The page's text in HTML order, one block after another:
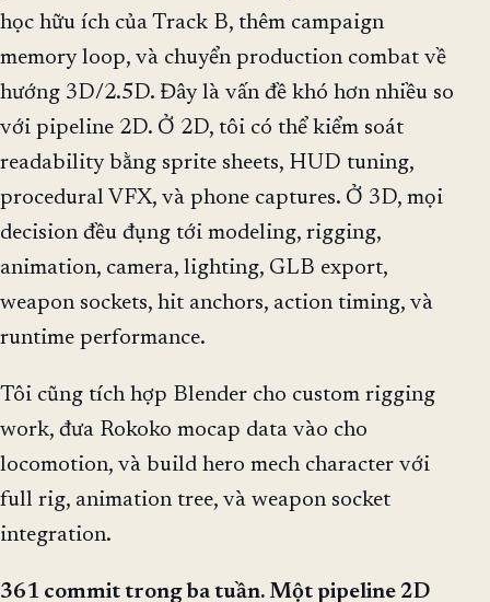
học hữu ích của Track B, thêm campaign
memory loop, và chuyển production combat về
hướng 3D/2.5D. Đây là vấn đề khó hơn nhiều so
với pipeline 2D. Ở 2D, tôi có thể kiểm soát
readability bằng sprite sheets, HUD tuning,
procedural VFX, và phone captures. Ở 3D, mọi
decision đều đụng tới modeling, rigging,
animation, camera, lighting, GLB export,
weapon sockets, hit anchors, action timing, và
runtime performance.
Tôi cũng tích hợp Blender cho custom rigging
work, đưa Rokoko mocap data vào cho
locomotion, và build hero mech character với
full rig, animation tree, và weapon socket
integration.
361 commit trong ba tuần. Một pipeline 2D